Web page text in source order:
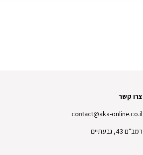
צרו קשר
contact@aka-online.co.il
רמב"ם 43, גבעתיים